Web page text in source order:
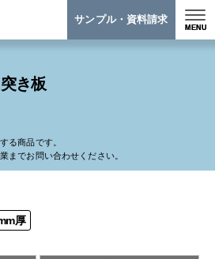
サンプル・資料請求
き板
る商品です。
までお問い合わせください。
厚